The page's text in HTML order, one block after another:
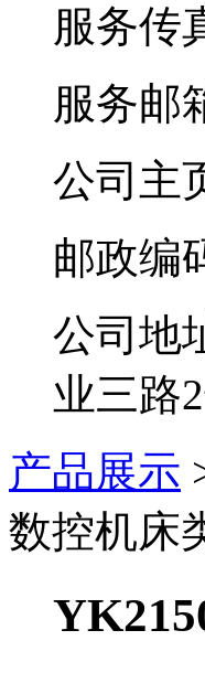
服务传
服务邮
公司主
邮政编
公司地
业三路
产品展示
数控机床